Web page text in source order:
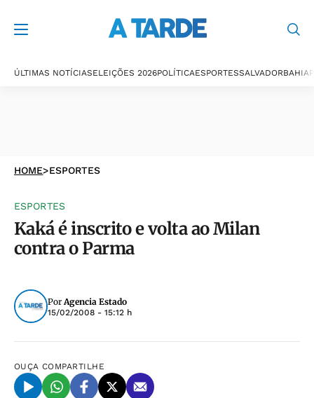
ÚLTIMAS NOTÍCIASELEIÇÕES 2026POLÍTICAESPORTESSALVADORBAHIA
HOME>ESPORTES
ESPORTES
Kaká é inscrito e volta ao Milan
contra o Parma
PorAgencia Estado
15/02/2008 - 15:12 h
OUÇA COMPARTILHE